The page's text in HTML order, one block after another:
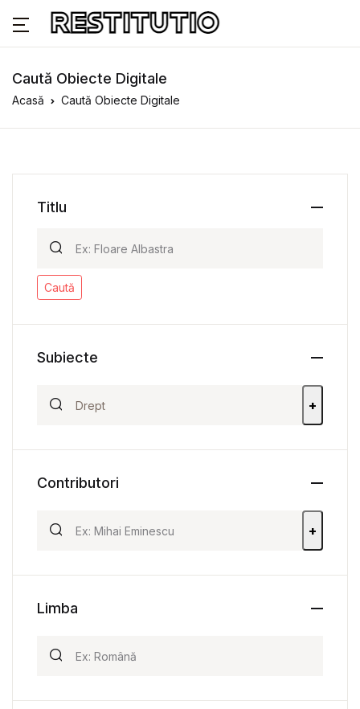
Caută Obiecte Digitale
Acasă Caută Obiecte Digitale
Titlu
Caută
Subiecte
+
Contributori
+
Limba